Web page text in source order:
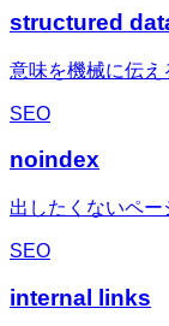
structured
意味を機械に伝え
SEO
noindex
出したくないペー
SEO
internal links